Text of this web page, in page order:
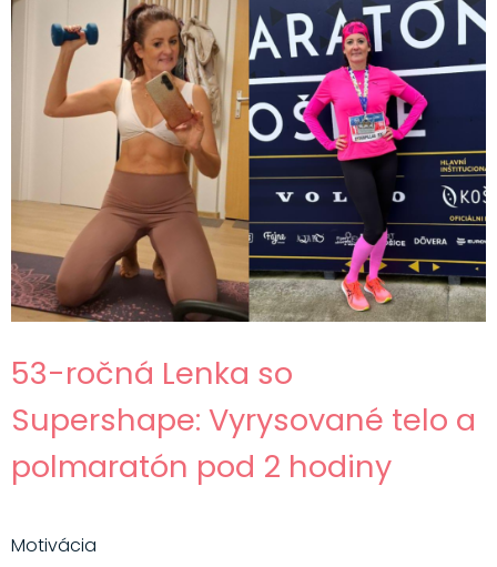
53-ročná Lenka so
Supershape: Vyrysované telo a
polmaratón pod 2 hodiny
Motivácia